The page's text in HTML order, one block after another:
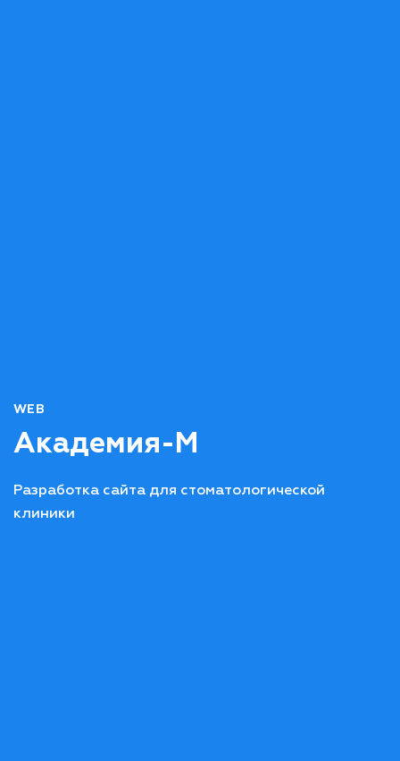
WEB
Академия-М
Разработка сайта для стоматологической
клиники